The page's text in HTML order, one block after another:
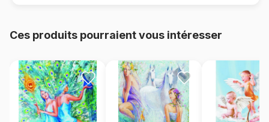
Ces produits pourraient vous intéresser